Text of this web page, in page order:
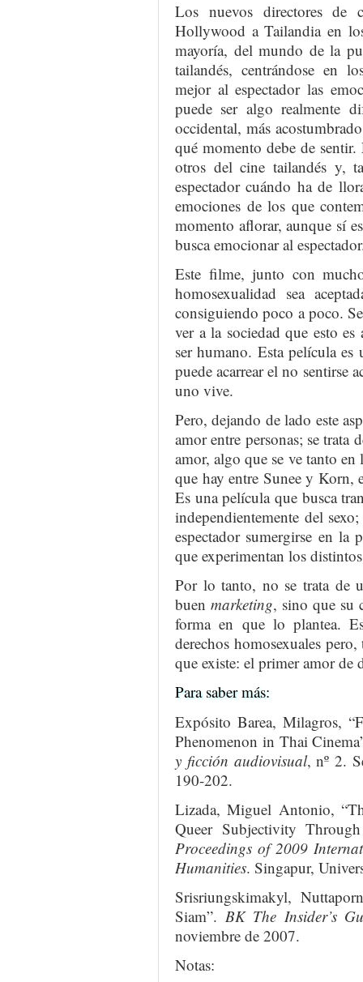
Los nuevos directores de
Hollywood a Tailandia en
mayoría, del mundo de la
tailandés, centrándose en
mejor al espectador las
puede ser algo realmente
occidental, más
qué momento debe de
otros del cine tailandés y,
espectador cuándo ha de
emociones de los que
momento aflorar, aunque sí
busca emocionar al
Este filme, junto con
homosexualidad sea
consiguiendo poco a poco.
ver a la sociedad que esto
ser humano. Esta película
puede acarrear el no sentirse
uno vive.
Pero, dejando de lado este
amor entre personas; se trata
amor, algo que se ve tanto
que hay entre Sunee y
Es una película que busca
independientemente del
espectador sumergirse en la
que experimentan los
Por lo tanto, no se trata de
buen marketing, sino que su
forma en que lo plantea.
derechos homosexuales
que existe: el primer amor de
Para saber más:
Expósito Barea, Milagros,
Phenomenon in Thai
y ficción audiovisual, nº 2.
190-202.
Lizada, Miguel Antonio,
Queer Subjectivity
Proceedings of 2009
Humanities. Singapur,
Srisriungskimakyl,
Siam”. BK The Insider’s
noviembre de 2007.
Notas: